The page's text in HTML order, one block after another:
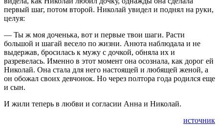
первый шаг, потом второй. Николай увидел и поднял на руки,
целуя:
— Ты ж моя доченька, вот и первые твои шаги. Расти
большой и шагай весело по жизни. Анюта наблюдала и не
выдержав, бросилась к мужу с дочкой, обняла их и
разревелась. Именно в этот момент она осознала, как дорог ей
Николай. Она стала для него настоящей и любящей женой, а
он обожал своих девчонок. Но через полтора года родился еще
и сын.
И жили теперь в любви и согласии Анна и Николай.
источник